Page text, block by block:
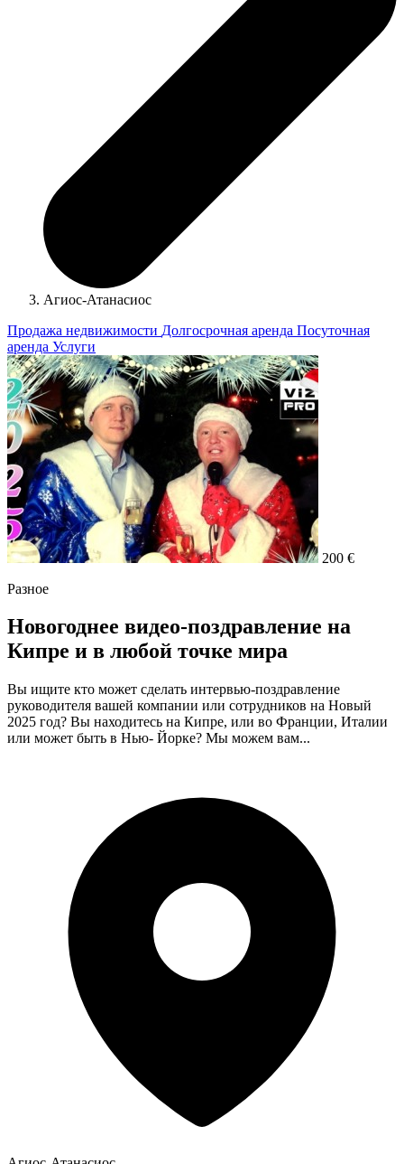
Агиос-Атанасиос
Продажа недвижимости Долгосрочная аренда Посуточная
аренда Услуги
200 €
Разное
Новогоднее видео-поздравление на
Кипре и в любой точке мира
Вы ищите кто может сделать интервью-поздравление
руководителя вашей компании или сотрудников на Новый
2025 год? Вы находитесь на Кипре, или во Франции, Италии
или может быть в Нью- Йорке? Мы можем вам...